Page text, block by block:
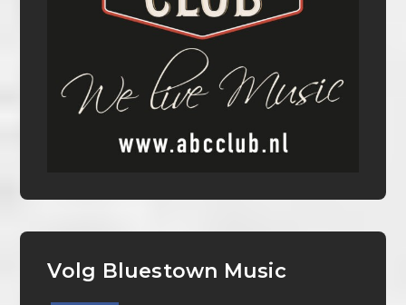
Volg Bluestown Music